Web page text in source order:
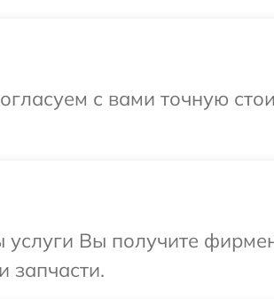
с вами точную
Вы получите
запчасти.